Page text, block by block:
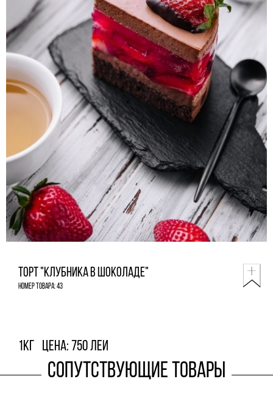
Торт "Клубника в шоколаде"
Номер товара: 43
1кг Цена: 750 леи
Сопутствующие товары